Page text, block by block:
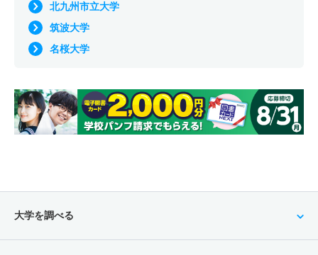
北九州市立大学
筑波大学
名桜大学
大学を調べる